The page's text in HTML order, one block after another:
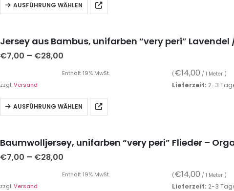
AUSFÜHRUNG WÄHLEN
Jersey aus Bambus, unifarben “very peri” Lavendel
€7,00 – €28,00
Enthält 19% MwSt. (€14,00 / 1 Meter )
zzgl.Versand Lieferzeit: 2-3
AUSFÜHRUNG WÄHLEN
Baumwolljersey, unifarben “very peri” Flieder –
€7,00 – €28,00
Enthält 19% MwSt. (€14,00 / 1 Meter )
zzgl.Versand Lieferzeit: 2-3